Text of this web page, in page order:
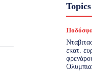
Topics
εκατ.